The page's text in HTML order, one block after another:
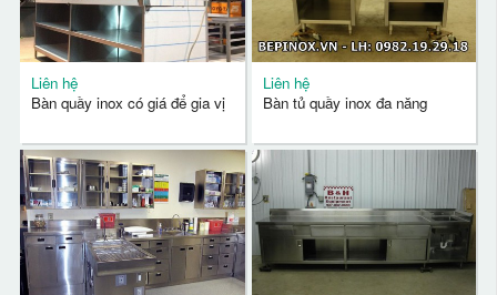
Liên hệ
Bàn quầy inox có giá để gia vị
Liên hệ
Bàn tủ quầy inox đa năng